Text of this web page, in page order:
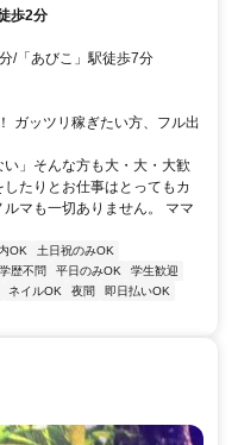
歩2分
/「あびこ」駅徒歩7分
ガッツリ稼ぎたい方、フル出
」そんな方も大・大・大歓
たりとお仕事はとってもカ
マも一切ありません。 ママ
OK
土日祝のみOK
学歴不問 平日のみOK
学生歓迎
ネイルOK 夜間
即日払いOK